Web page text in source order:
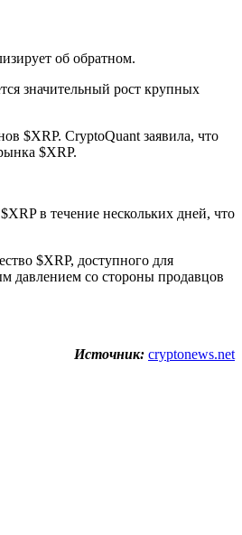
об обратном.
значительный рост крупных
$XRP. CryptoQuant заявила, что
$XRP.
в течение нескольких дней, что
$XRP, доступного для
давлением со стороны продавцов
Источник: cryptonews.net